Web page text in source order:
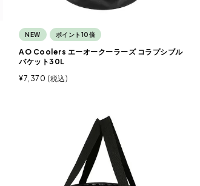
NEW ポイント10倍
AO Coolers エーオークーラーズ コラプシブル
バケット30L
¥7,370 税込